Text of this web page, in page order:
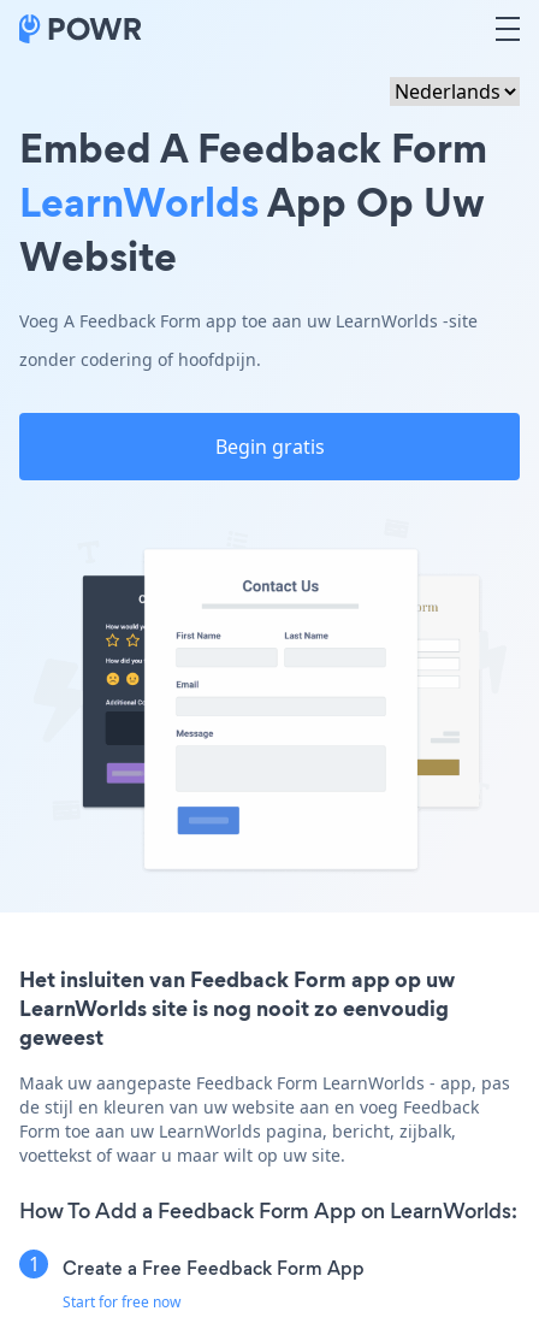
Embed A Feedback Form
LearnWorldsApp Op Uw
Website
Voeg A Feedback Form app toe aan uw LearnWorlds -site
zonder codering of hoofdpijn.
Begin gratis
Het insluiten van Feedback Form app op uw
LearnWorlds site is nog nooit zo eenvoudig
geweest
Maak uw aangepaste Feedback Form LearnWorlds - app, pas
de stijl en kleuren van uw website aan en voeg Feedback
Form toe aan uw LearnWorlds pagina, bericht, zijbalk,
voettekst of waar u maar wilt op uw site.
How To Add a Feedback Form App on LearnWorlds:
Create a Free Feedback Form App
Start for free now